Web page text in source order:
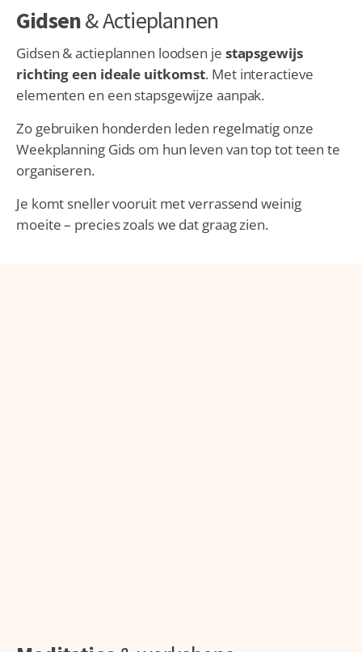
Gidsen& Actieplannen
Gidsen & actieplannen loodsen je stapsgewijs
richting een ideale uitkomst. Met interactieve
elementen en een stapsgewijze aanpak.
Zo gebruiken honderden leden regelmatig onze
Weekplanning Gids om hun leven van top tot teen te
organiseren.
Je komt sneller vooruit met verrassend weinig
moeite – precies zoals we dat graag zien.